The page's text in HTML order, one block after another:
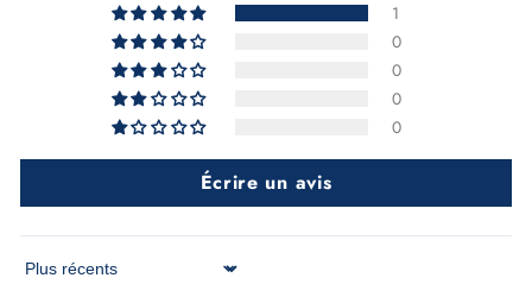
1
0
0
0
0
Écrire un avis
Sort by